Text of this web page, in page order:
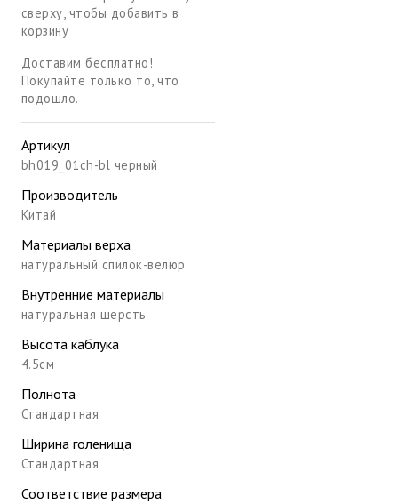
сверху, чтобы добавить в
корзину
Доставим бесплатно!
Покупайте только то, что
подошло.
Артикул
bh019_01ch-bl черный
Производитель
Китай
Материалы верха
натуральный спилок-велюр
Внутренние материалы
натуральная шерсть
Высота каблука
4.5см
Полнота
Стандартная
Ширина голенища
Стандартная
Соответствие размера